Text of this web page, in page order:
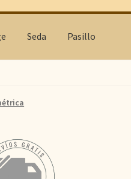
Seda Pasillo